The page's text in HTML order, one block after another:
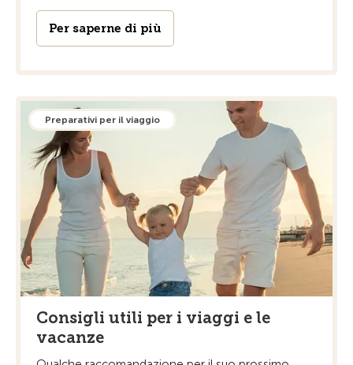
Per saperne di più
Preparativi per il viaggio
Consigli utili per i viaggi e le
vacanze